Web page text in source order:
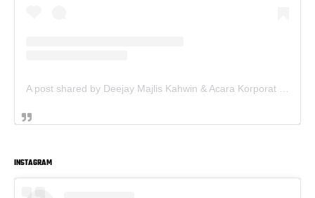
A post shared by Deejay Majlis Kahwin & Acara Korporat - Sewa PA System (@deejay.kahwin)
INSTAGRAM